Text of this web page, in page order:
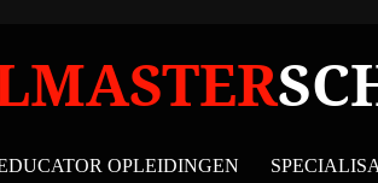
OPLEIDINGEN